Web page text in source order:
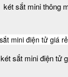
két sắt mini thông
két sắt mini điện tử